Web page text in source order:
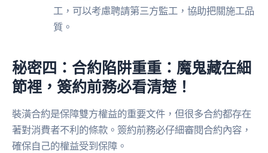
工，可以考慮聘請第三方監工，協助把關施工品
質。
秘密四：合約陷阱重重：魔鬼藏在細
節裡，簽約前務必看清楚！
裝潢合約是保障雙方權益的重要文件，但很多合約都存在
著對消費者不利的條款。簽約前務必仔細審閱合約內容，
確保自己的權益受到保障。